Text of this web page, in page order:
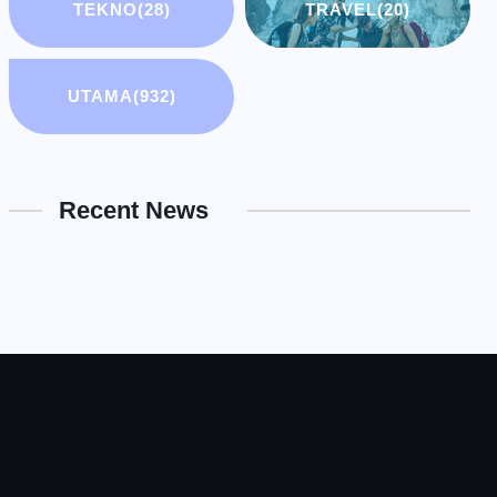
TEKNO(28) TRAVEL(20)
UTAMA(932)
Recent News